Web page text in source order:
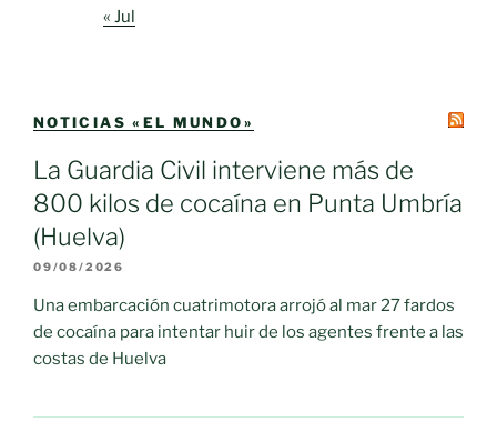
« Jul
NOTICIAS «EL MUNDO»
La Guardia Civil interviene más de
800 kilos de cocaína en Punta Umbría
(Huelva)
09/08/2026
Una embarcación cuatrimotora arrojó al mar 27 fardos
de cocaína para intentar huir de los agentes frente a las
costas de Huelva